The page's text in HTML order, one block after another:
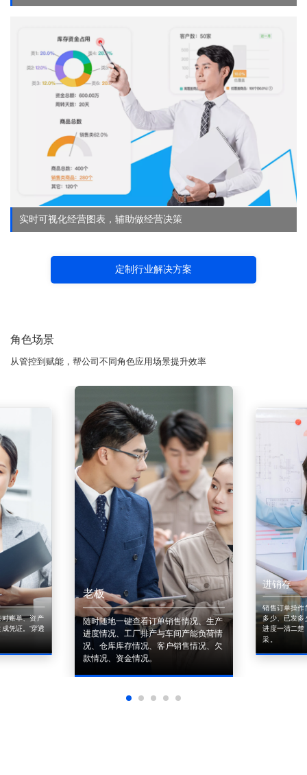
实时可视化经营图表，辅助做经营决策
定制行业解决方案
角色场景
从管控到赋能，帮公司不同角色应用场景提升效率
账单、资产
凭证。'穿透
老板
随时随地一键查看订单销售情况、生产
进度情况、工厂排产与车间产能负荷情
况、仓库库存情况、客户销售情况、欠
款情况、资金情况。
进销存
销售订单操作
多少、已发多
进度一清二楚
采。